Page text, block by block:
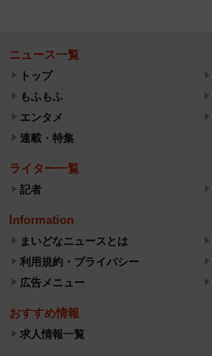
ニュース一覧
トップ
もふもふ
エンタメ
連載・特集
ライター一覧
記者
Information
まいどなニュースとは
利用規約・プライバシー
広告メニュー
おすすめ情報
求人情報一覧